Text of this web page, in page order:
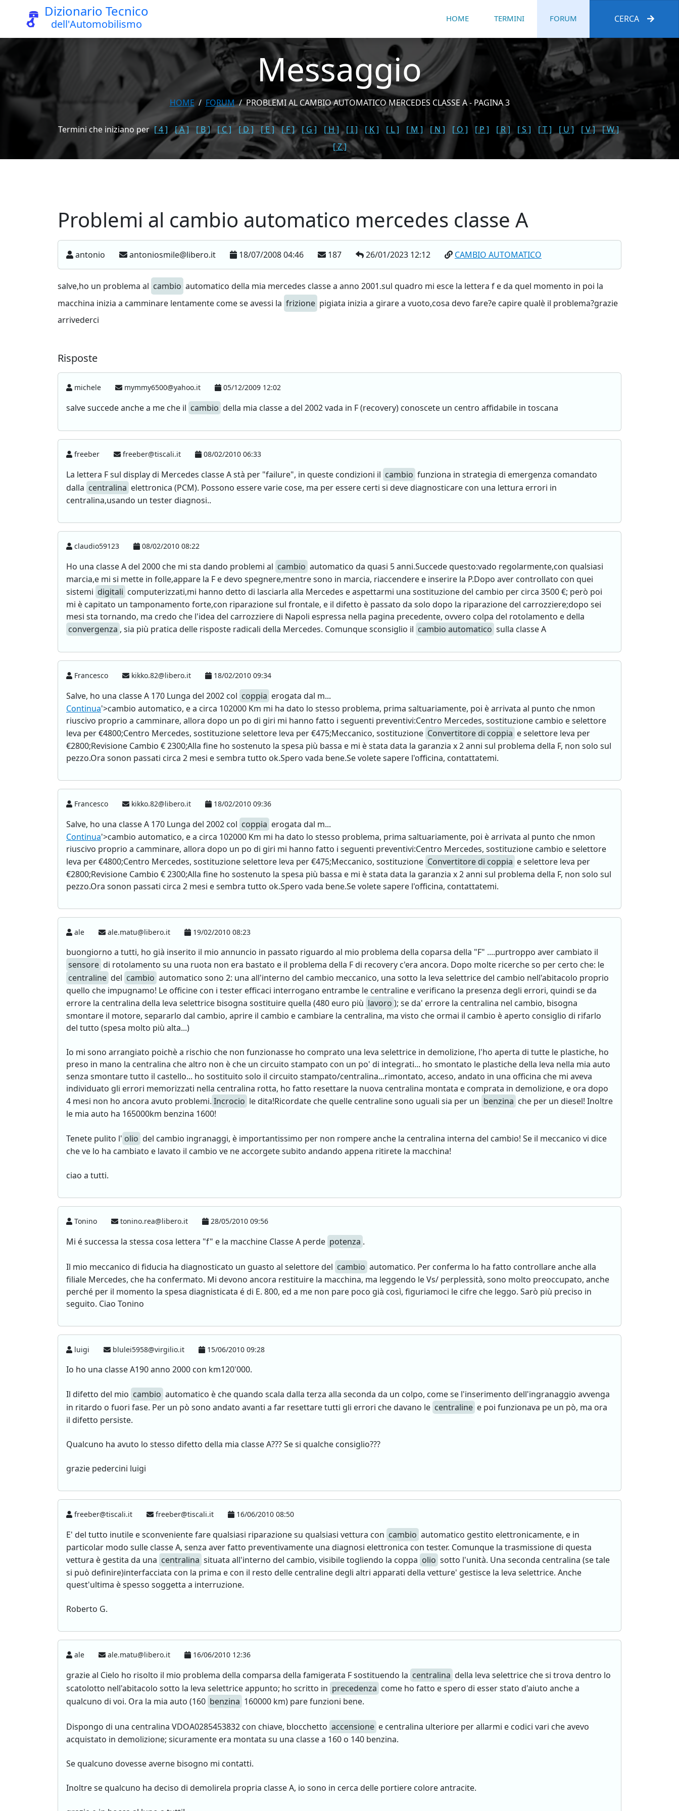
Dizionario Tecnico
dell'Automobilismo HOME TERMINI FORUM CERCA
Messaggio
HOME FORUM PROBLEMI AL CAMBIO AUTOMATICO MERCEDES CLASSE A - PAGINA 3
Termini che iniziano per [ 4 ] [ A ] [ B ] [ C ] [ D ] [ E ] [ F ] [ G ] [ H ] [ I ] [ K ] [ L ] [ M ] [ N ] [ O ] [ P ] [ R ] [ S ] [ T ] [ U ] [ V ]
[ W ]
[ Z ]
Problemi al cambio automatico mercedes classe A
antonio antoniosmile@libero.it 18/07/2008 04:46 187 26/01/2023 12:12 CAMBIO AUTOMATICO
salve,ho un problema al cambio automatico della mia mercedes classe a anno 2001.sul quadro mi esce la lettera f e da quel momento in poi la
macchina inizia a camminare lentamente come se avessi la frizione pigiata inizia a girare a vuoto,cosa devo fare?e capire qualè il problema?grazie
arrivederci
Risposte
michele mymmy6500@yahoo.it 05/12/2009 12:02
salve succede anche a me che il cambio della mia classe a del 2002 vada in F (recovery) conoscete un centro affidabile in toscana
freeber freeber@tiscali.it 08/02/2010 06:33
La lettera F sul display di Mercedes classe A stà per "failure", in queste condizioni il cambio funziona in strategia di emergenza comandato
dalla centralina elettronica (PCM). Possono essere varie cose, ma per essere certi si deve diagnosticare con una lettura errori in
centralina,usando un tester diagnosi..
claudio59123 08/02/2010 08:22
Ho una classe A del 2000 che mi sta dando problemi al cambio automatico da quasi 5 anni.Succede questo:vado regolarmente,con qualsiasi
marcia,e mi si mette in folle,appare la F e devo spegnere,mentre sono in marcia, riaccendere e inserire la P.Dopo aver controllato con quei
sistemi digitali computerizzati,mi hanno detto di lasciarla alla Mercedes e aspettarmi una sostituzione del cambio per circa 3500 €; però poi
mi è capitato un tamponamento forte,con riparazione sul frontale, e il difetto è passato da solo dopo la riparazione del carrozziere;dopo sei
mesi sta tornando, ma credo che l'idea del carrozziere di Napoli espressa nella pagina precedente, ovvero colpa del rotolamento e della
convergenza , sia più pratica delle risposte radicali della Mercedes. Comunque sconsiglio il cambio automatico sulla classe A
Francesco kikko.82@libero.it 18/02/2010 09:34
Salve, ho una classe A 170 Lunga del 2002 col coppia erogata dal m...
Continua'>cambio automatico, e a circa 102000 Km mi ha dato lo stesso problema, prima saltuariamente, poi è arrivata al punto che nmon
riuscivo proprio a camminare, allora dopo un po di giri mi hanno fatto i seguenti preventivi:Centro Mercedes, sostituzione cambio e selettore
leva per €4800;Centro Mercedes, sostituzione selettore leva per €475;Meccanico, sostituzione Convertitore di coppia e selettore leva per
€2800;Revisione Cambio € 2300;Alla fine ho sostenuto la spesa più bassa e mi è stata data la garanzia x 2 anni sul problema della F, non solo sul
pezzo.Ora sonon passati circa 2 mesi e sembra tutto ok.Spero vada bene.Se volete sapere l'officina, contattatemi.
Francesco kikko.82@libero.it 18/02/2010 09:36
Salve, ho una classe A 170 Lunga del 2002 col coppia erogata dal m...
Continua'>cambio automatico, e a circa 102000 Km mi ha dato lo stesso problema, prima saltuariamente, poi è arrivata al punto che nmon
riuscivo proprio a camminare, allora dopo un po di giri mi hanno fatto i seguenti preventivi:Centro Mercedes, sostituzione cambio e selettore
leva per €4800;Centro Mercedes, sostituzione selettore leva per €475;Meccanico, sostituzione Convertitore di coppia e selettore leva per
€2800;Revisione Cambio € 2300;Alla fine ho sostenuto la spesa più bassa e mi è stata data la garanzia x 2 anni sul problema della F, non solo sul
pezzo.Ora sonon passati circa 2 mesi e sembra tutto ok.Spero vada bene.Se volete sapere l'officina, contattatemi.
ale ale.matu@libero.it 19/02/2010 08:23
buongiorno a tutti, ho già inserito il mio annuncio in passato riguardo al mio problema della coparsa della "F" ....purtroppo aver cambiato il
sensore di rotolamento su una ruota non era bastato e il problema della F di recovery c'era ancora. Dopo molte ricerche so per certo che: le
centraline del cambio automatico sono 2: una all'interno del cambio meccanico, una sotto la leva selettrice del cambio nell'abitacolo proprio
quello che impugnamo! Le officine con i tester efficaci interrogano entrambe le centraline e verificano la presenza degli errori, quindi se da
errore la centralina della leva selettrice bisogna sostituire quella (480 euro più lavoro ); se da' errore la centralina nel cambio, bisogna
smontare il motore, separarlo dal cambio, aprire il cambio e cambiare la centralina, ma visto che ormai il cambio è aperto consiglio di rifarlo
del tutto (spesa molto più alta...)
Io mi sono arrangiato poichè a rischio che non funzionasse ho comprato una leva selettrice in demolizione, l'ho aperta di tutte le plastiche, ho
preso in mano la centralina che altro non è che un circuito stampato con un po' di integrati... ho smontato le plastiche della leva nella mia auto
senza smontare tutto il castello... ho sostituito solo il circuito stampato/centralina...rimontato, acceso, andato in una officina che mi aveva
individuato gli errori memorizzati nella centralina rotta, ho fatto resettare la nuova centralina montata e comprata in demolizione, e ora dopo
4 mesi non ho ancora avuto problemi. Incrocio le dita!Ricordate che quelle centraline sono uguali sia per un benzina che per un diesel! Inoltre
le mia auto ha 165000km benzina 1600!
Tenete pulito l' olio del cambio ingranaggi, è importantissimo per non rompere anche la centralina interna del cambio! Se il meccanico vi dice
che ve lo ha cambiato e lavato il cambio ve ne accorgete subito andando appena ritirete la macchina!
ciao a tutti.
Tonino tonino.rea@libero.it 28/05/2010 09:56
Mi é successa la stessa cosa lettera "f" e la macchine Classe A perde potenza .
Il mio meccanico di fiducia ha diagnosticato un guasto al selettore del cambio automatico. Per conferma lo ha fatto controllare anche alla
filiale Mercedes, che ha confermato. Mi devono ancora restituire la macchina, ma leggendo le Vs/ perplessità, sono molto preoccupato, anche
perché per il momento la spesa diagnisticata é di E. 800, ed a me non pare poco già così, figuriamoci le cifre che leggo. Sarò più preciso in
seguito. Ciao Tonino
luigi blulei5958@virgilio.it 15/06/2010 09:28
Io ho una classe A190 anno 2000 con km120'000.
Il difetto del mio cambio automatico è che quando scala dalla terza alla seconda da un colpo, come se l'inserimento dell'ingranaggio avvenga
in ritardo o fuori fase. Per un pò sono andato avanti a far resettare tutti gli errori che davano le centraline e poi funzionava pe un pò, ma ora
il difetto persiste.
Qualcuno ha avuto lo stesso difetto della mia classe A??? Se si qualche consiglio???
grazie pedercini luigi
freeber@tiscali.it freeber@tiscali.it 16/06/2010 08:50
E' del tutto inutile e sconveniente fare qualsiasi riparazione su qualsiasi vettura con cambio automatico gestito elettronicamente, e in
particolar modo sulle classe A, senza aver fatto preventivamente una diagnosi elettronica con tester. Comunque la trasmissione di questa
vettura è gestita da una centralina situata all'interno del cambio, visibile togliendo la coppa olio sotto l'unità. Una seconda centralina (se tale
si può definire)interfacciata con la prima e con il resto delle centraline degli altri apparati della vetture' gestisce la leva selettrice. Anche
quest'ultima è spesso soggetta a interruzione.
Roberto G.
ale ale.matu@libero.it 16/06/2010 12:36
grazie al Cielo ho risolto il mio problema della comparsa della famigerata F sostituendo la centralina della leva selettrice che si trova dentro lo
scatolotto nell'abitacolo sotto la leva selettrice appunto; ho scritto in precedenza come ho fatto e spero di esser stato d'aiuto anche a
qualcuno di voi. Ora la mia auto (160 benzina 160000 km) pare funzioni bene.
Dispongo di una centralina VDOA0285453832 con chiave, blocchetto accensione e centralina ulteriore per allarmi e codici vari che avevo
acquistato in demolizione; sicuramente era montata su una classe a 160 o 140 benzina.
Se qualcuno dovesse averne bisogno mi contatti.
Inoltre se qualcuno ha deciso di demolirela propria classe A, io sono in cerca delle portiere colore antracite.